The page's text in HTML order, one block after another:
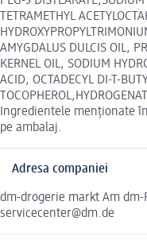
TETRAMETHYL
AMYGDALUS DULCIS OIL,
KERNEL OIL, SODIUM
ACID, OCTADECYL DI-T-
Ingredientele menționate
pe ambalaj.
Adresa companiei
dm-drogerie markt Am dm-
servicecenter@dm.de